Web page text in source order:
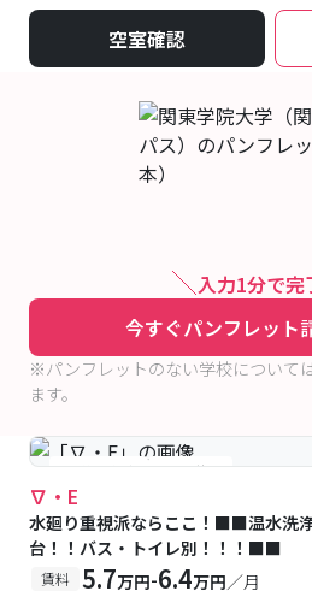
空室確認
入力1分で完
今すぐパンフレット
※パンフレットのない学校について
ます。
#予約受付中 #空室待ち
∇・E
水廻り重視派ならここ！■■温水洗
台！！バス・トイレ別！！！■■
賃料 5.7万円-6.4万円／月